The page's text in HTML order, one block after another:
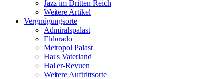
Jazz im Dritten Reich
Weitere Artikel
Vergnügungsorte
Admiralspalast
Eldorado
Metropol Palast
Haus Vaterland
Haller-Revuen
Weitere Auftrittsorte